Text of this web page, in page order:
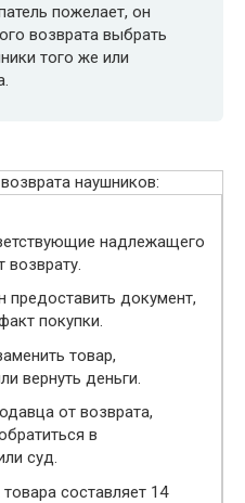
пожелает, он
возврата выбрать
того же или
наушников:
надлежащего
возврату.
предоставить документ,
покупки.
товар,
вернуть деньги.
от возврата,
в
суд.
составляет 14